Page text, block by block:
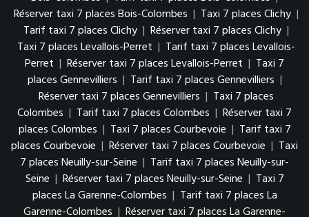
Réserver taxi 7 places Bois-Colombes | Taxi 7 places Clichy |
Tarif taxi 7 places Clichy | Réserver taxi 7 places Clichy |
Taxi 7 places Levallois-Perret | Tarif taxi 7 places Levallois-
Perret | Réserver taxi 7 places Levallois-Perret | Taxi 7
places Gennevilliers | Tarif taxi 7 places Gennevilliers |
Réserver taxi 7 places Gennevilliers | Taxi 7 places
Colombes | Tarif taxi 7 places Colombes | Réserver taxi 7
places Colombes | Taxi 7 places Courbevoie | Tarif taxi 7
places Courbevoie | Réserver taxi 7 places Courbevoie | Taxi
7 places Neuilly-sur-Seine | Tarif taxi 7 places Neuilly-sur-
Seine | Réserver taxi 7 places Neuilly-sur-Seine | Taxi 7
places La Garenne-Colombes | Tarif taxi 7 places La
Garenne-Colombes | Réserver taxi 7 places La Garenne-